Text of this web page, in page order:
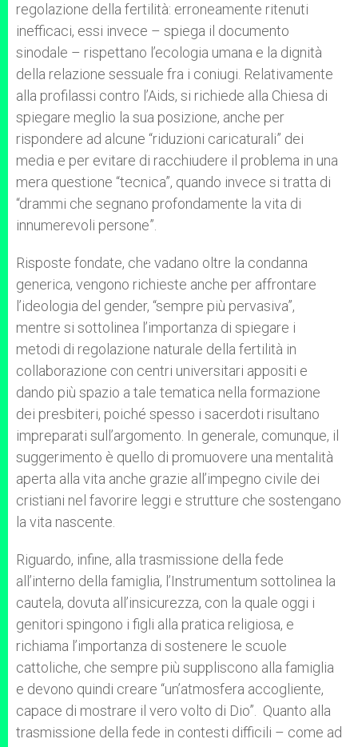
regolazione della fertilità: erroneamente ritenuti
inefficaci, essi invece – spiega il documento
sinodale – rispettano l’ecologia umana e la dignità
della relazione sessuale fra i coniugi. Relativamente
alla profilassi contro l’Aids, si richiede alla Chiesa di
spiegare meglio la sua posizione, anche per
rispondere ad alcune “riduzioni caricaturali” dei
media e per evitare di racchiudere il problema in una
mera questione “tecnica”, quando invece si tratta di
“drammi che segnano profondamente la vita di
innumerevoli persone”.
Risposte fondate, che vadano oltre la condanna
generica, vengono richieste anche per affrontare
l’ideologia del gender, “sempre più pervasiva”,
mentre si sottolinea l’importanza di spiegare i
metodi di regolazione naturale della fertilità in
collaborazione con centri universitari appositi e
dando più spazio a tale tematica nella formazione
dei presbiteri, poiché spesso i sacerdoti risultano
impreparati sull’argomento. In generale, comunque, il
suggerimento è quello di promuovere una mentalità
aperta alla vita anche grazie all’impegno civile dei
cristiani nel favorire leggi e strutture che sostengano
la vita nascente.
Riguardo, infine, alla trasmissione della fede
all’interno della famiglia, l’Instrumentum sottolinea la
cautela, dovuta all’insicurezza, con la quale oggi i
genitori spingono i figli alla pratica religiosa, e
richiama l’importanza di sostenere le scuole
cattoliche, che sempre più suppliscono alla famiglia
e devono quindi creare “un’atmosfera accogliente,
capace di mostrare il vero volto di Dio”. Quanto alla
trasmissione della fede in contesti difficili – come ad